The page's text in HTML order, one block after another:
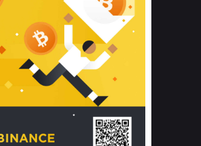
động của giấc ngủ và môi trường
phòng ngủ đối với sức khỏe con
người tại Sleep Foundation (External
Link) để có cái nhìn toàn diện hơn.
2. Các tiêu chí vàng khi lựa chọn
chăn ga gối đệm cao cấp cho phòng
ngủ
Để sở hữu một bộ chăn ga gối đệm
cao cấp hoàn hảo cả về thẩm mỹ lẫn
công năng, người tiêu dùng cần cân
nhắc kỹ lưỡng các tiêu chí quan trọng